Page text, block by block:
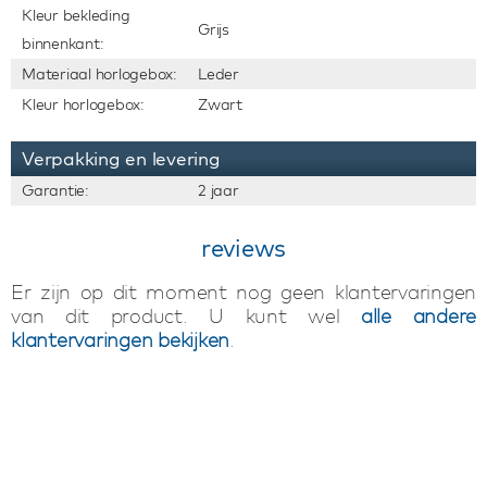
Kleur bekleding
binnenkant:
Grijs
Materiaal horlogebox:
Leder
Kleur horlogebox:
Zwart
Verpakking en levering
Garantie: 2 jaar
reviews
Er zijn op dit moment nog geen klantervaringen
van dit product. U kunt wel alle andere
klantervaringen bekijken.